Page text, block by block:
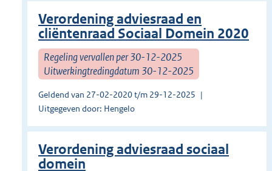
Verordening adviesraad en
cliëntenraad Sociaal Domein 2020
Regeling vervallen per 30-12-2025
Uitwerkingtredingdatum 30-12-2025
Geldend van 27-02-2020 t/m 29-12-2025
Uitgegeven door: Hengelo
Verordening adviesraad sociaal
domein